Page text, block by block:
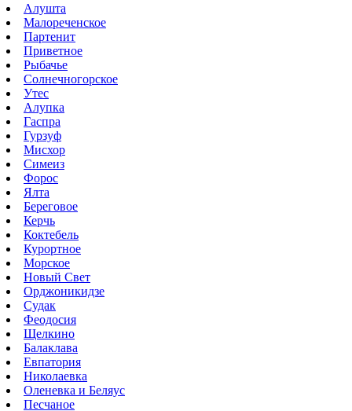
Алушта
Малореченское
Партенит
Приветное
Рыбачье
Солнечногорское
Утес
Алупка
Гаспра
Гурзуф
Мисхор
Симеиз
Форос
Ялта
Береговое
Керчь
Коктебель
Курортное
Морское
Новый Свет
Орджоникидзе
Судак
Феодосия
Щелкино
Балаклава
Евпатория
Николаевка
Оленевка и Беляус
Песчаное